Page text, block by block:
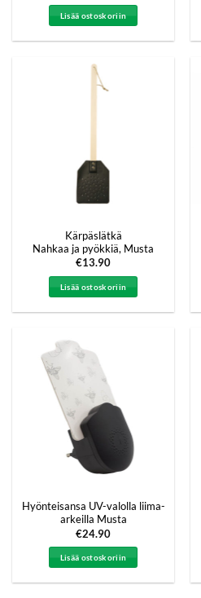
Lisää ostoskoriin
Kärpäslätkä
Nahkaa ja pyökkiä, Musta
€13.90
Lisää ostoskoriin
Hyönteisansa UV-valolla liima-
arkeilla Musta
€24.90
Lisää ostoskoriin